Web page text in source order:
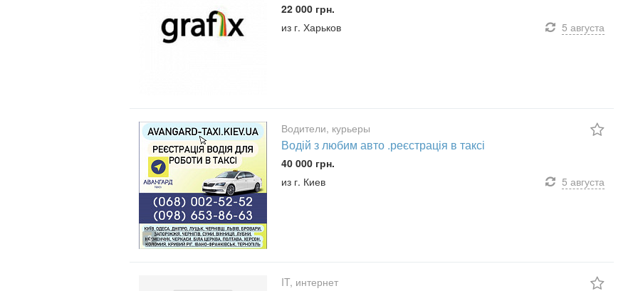
22 000 грн.
из г. Харьков
5 августа
3
Водители, курьеры
Водій з любим авто .реєстрація в таксі
40 000 грн.
из г. Киев
5 августа
IT, интернет